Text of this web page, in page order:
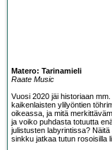
Matero: Tarinamieli
Raate Music
Vuosi 2020 jäi historiaan
kaikenlaisten ylilyöntien
oikeassa, ja mitä
ja voiko puhdasta totuutta
julistusten labyrintissa?
sinkku jatkaa tutun rosoisilla